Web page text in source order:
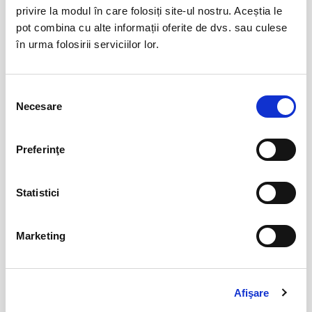
privire la modul în care folosiți site-ul nostru. Aceștia le
pot combina cu alte informații oferite de dvs. sau culese
în urma folosirii serviciilor lor.
consimțământului
Necesare
Preferinţe
Statistici
Marketing
Afişare
Distribuie aceasta pagina
Evenimente similare
07
aug
08